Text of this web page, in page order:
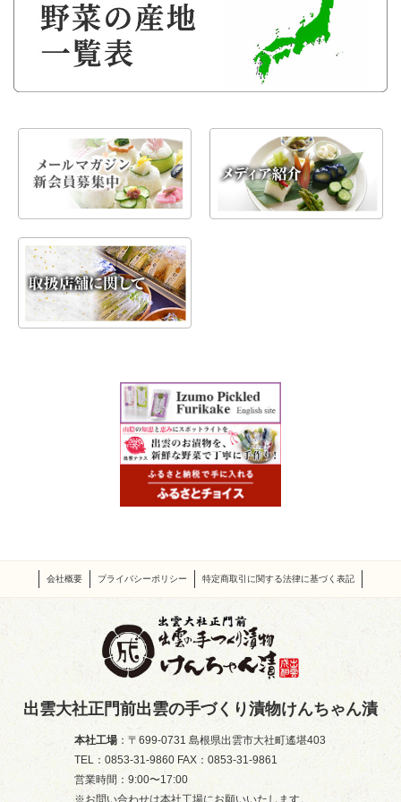
会社概要 プライバシーポリシー 特定商取引に関する法律に基づく表記
出雲大社正門前出雲の手づくり漬物けんちゃん漬
本社工場 ：〒699-0731 島根県出雲市大社町遙堪403
TEL：0853-31-9860 FAX：0853-31-9861
営業時間：9:00〜17:00
※お問い合わせは本社工場にお願いいたします。